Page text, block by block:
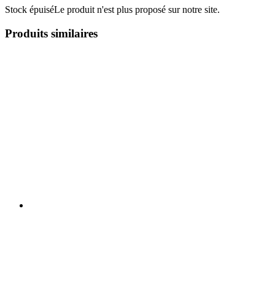
Stock épuiséLe produit n'est plus proposé sur notre site.
Produits similaires